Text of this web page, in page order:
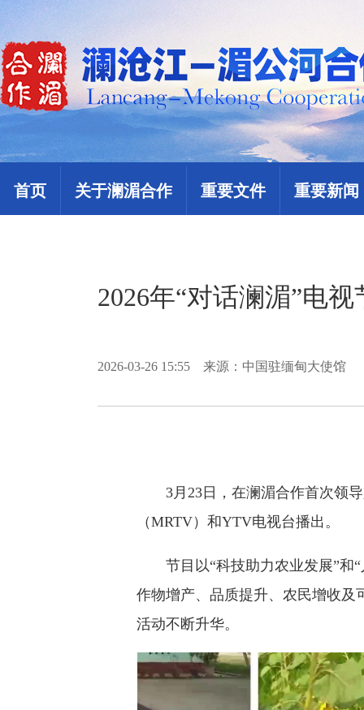
首页 关于澜湄合作 重要文件 重要新闻
2026年“对话澜湄”电
2026-03-26 15:55 来源：中国驻缅甸大使馆
3月23日，在澜湄合作首次领
（MRTV）和YTV电视台播出。
节目以“科技助力农业发展”和
作物增产、品质提升、农民增收及
活动不断升华。